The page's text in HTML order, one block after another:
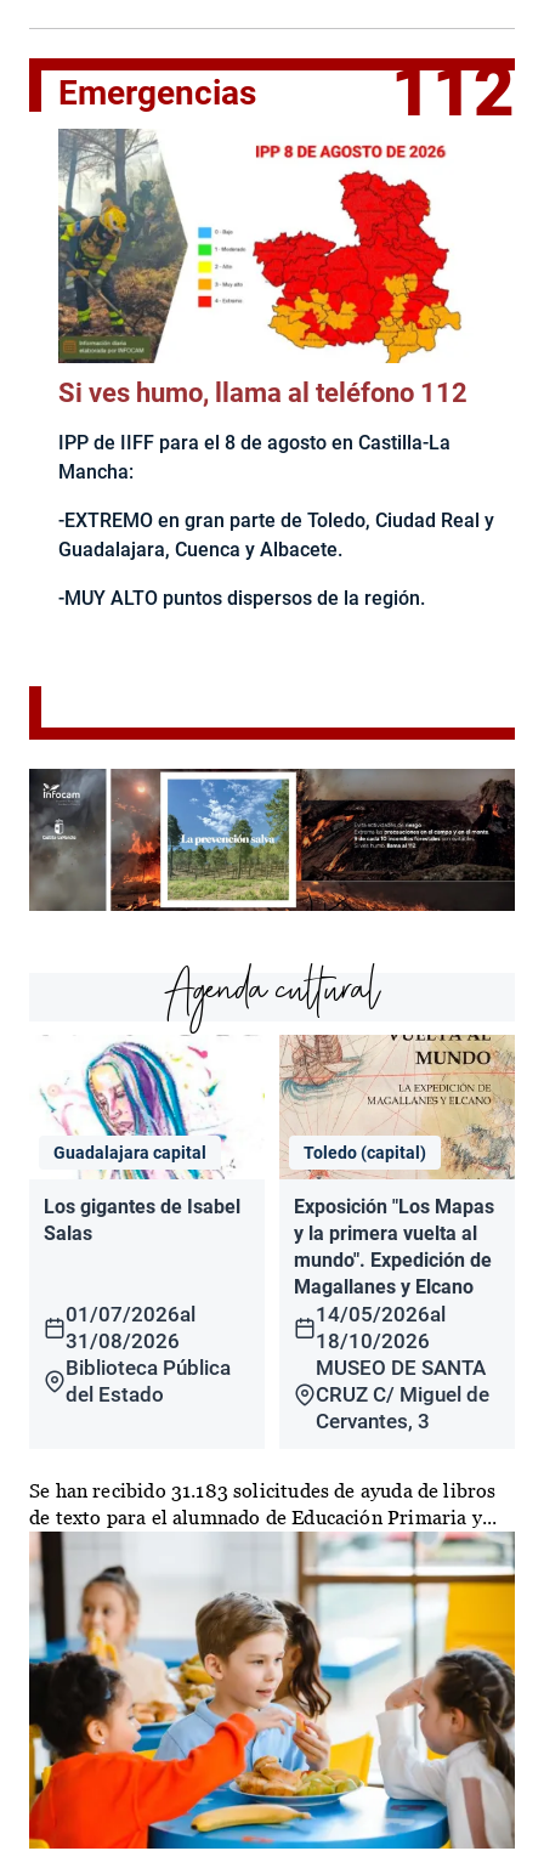
Emergencias 112
Si ves humo, llama al teléfono 112
IPP de IIFF para el 8 de agosto en Castilla-La
Mancha:
-EXTREMO en gran parte de Toledo, Ciudad Real y
Guadalajara, Cuenca y Albacete.
-MUY ALTO puntos dispersos de la región.
Agenda cultural
Guadalajara capital
Los gigantes de Isabel
Salas
01/07/2026al
31/08/2026
Biblioteca Pública
del Estado
Toledo (capital)
Exposición "Los Mapas
y la primera vuelta al
mundo". Expedición de
Magallanes y Elcano
14/05/2026al
18/10/2026
MUSEO DE SANTA
CRUZ C/ Miguel de
Cervantes, 3
Se han recibido 31.183 solicitudes de ayuda de libros
de texto para el alumnado de Educación Primaria y...